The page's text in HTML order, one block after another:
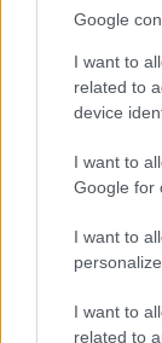
Google
I want to
related to
device
I want to
Google for
I want to
I want to
related to
—